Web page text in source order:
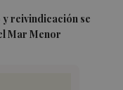
y reivindicación se
Mar Menor